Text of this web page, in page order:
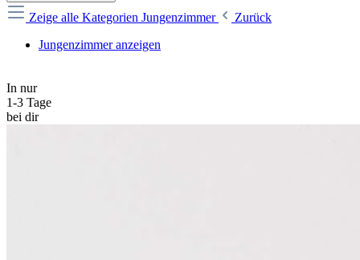
Zeige alle Kategorien Jungenzimmer
Zurück
Jungenzimmer anzeigen
In nur
1-3 Tage
bei dir